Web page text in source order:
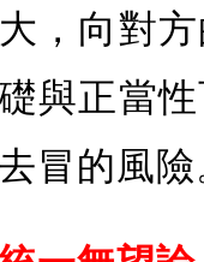
，向對
與正當
冒的風